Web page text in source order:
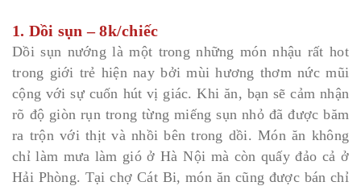
1. Dồi sụn – 8k/chiếc
Dồi sụn nướng là một trong những món nhậu rất hot
trong giới trẻ hiện nay bởi mùi hương thơm nức mũi
cộng với sự cuốn hút vị giác. Khi ăn, bạn sẽ cảm nhận
rõ độ giòn rụn trong từng miếng sụn nhỏ đã được băm
ra trộn với thịt và nhồi bên trong dồi. Món ăn không
chỉ làm mưa làm gió ở Hà Nội mà còn quấy đảo cả ở
Hải Phòng. Tại chợ Cát Bi, món ăn cũng được bán chỉ